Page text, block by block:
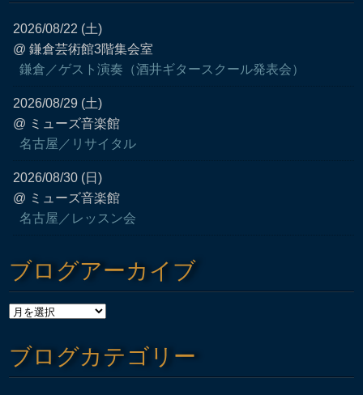
2026/08/22 (土)
@ 鎌倉芸術館3階集会室
鎌倉／ゲスト演奏（酒井ギタースクール発表会）
2026/08/29 (土)
@ ミューズ音楽館
名古屋／リサイタル
2026/08/30 (日)
@ ミューズ音楽館
名古屋／レッスン会
ブログアーカイブ
ブログカテゴリー